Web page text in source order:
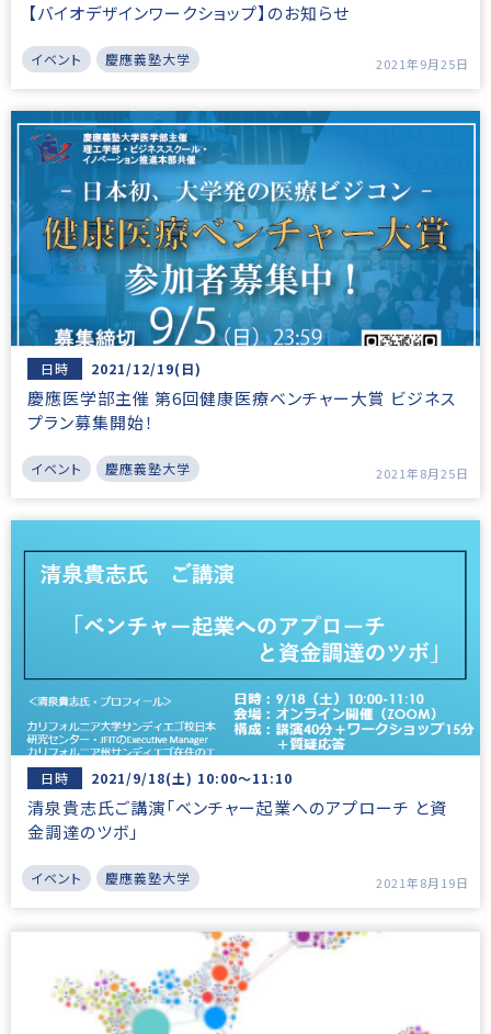
【バイオデザインワークショップ】のお知らせ
イベント 慶應義塾大学 2021年9月25日
日時 2021/12/19(日)
慶應医学部主催 第6回健康医療ベンチャー大賞 ビジネス
プラン募集開始！
イベント 慶應義塾大学 2021年8月25日
日時 2021/9/18(土) 10:00～11:10
清泉貴志氏ご講演「ベンチャー起業へのアプローチ と資
⾦調達のツボ」
イベント 慶應義塾大学 2021年8月19日